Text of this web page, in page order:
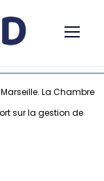
La Chambre
sur la gestion de